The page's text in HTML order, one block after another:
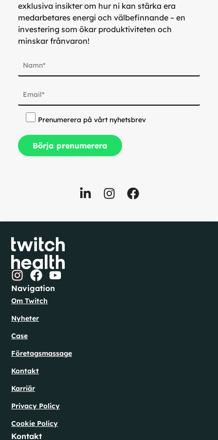
exklusiva insikter om hur ni kan stärka era
medarbetares energi och välbefinnande – en
investering som ökar produktiviteten och
minskar frånvaron!
Prenumerera på vårt nyhetsbrev
Navigation
Om Twitch
Nyheter
Case
Företagsmassage
Kontakt
Karriär
Privacy Policy
Cookie Policy
Kontakt